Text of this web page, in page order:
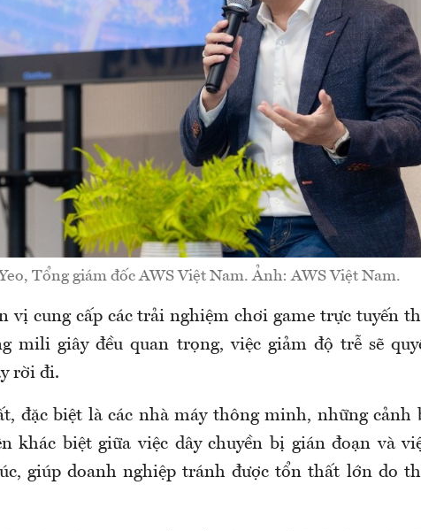
Tổng giám đốc AWS Việt Nam. Ảnh: AWS Việt Nam.
vị cung cấp các trải nghiệm chơi game trực tuyến
mili giây đều quan trọng, việc giảm độ trễ sẽ
rời đi.
đặc biệt là các nhà máy thông minh, những cảnh
khác biệt giữa việc dây chuyền bị gián đoạn và
giúp doanh nghiệp tránh được tổn thất lớn do